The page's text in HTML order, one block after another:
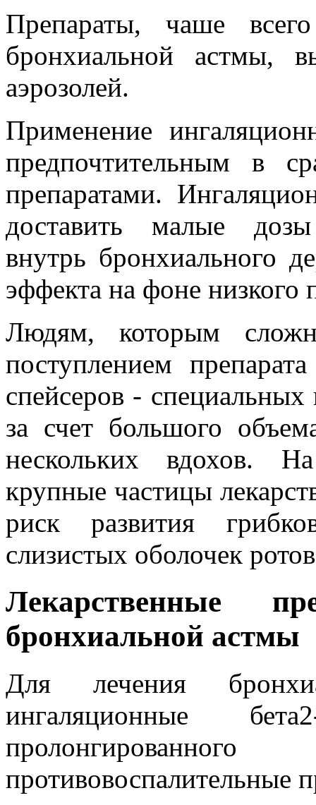
Препараты, чаше
бронхиальной астмы,
аэрозолей.
Применение
предпочтительным в
препаратами.
доставить малые дозы
внутрь бронхиального
эффекта на фоне низкого
Людям, которым
поступлением
спейсеров -
за счет большого
нескольких вдохов.
крупные частицы
риск развития
слизистых оболочек
Лекарственные
бронхиальной астмы
Для лечения
ингаляционные
противовоспалительные